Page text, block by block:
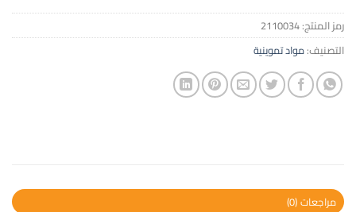
رمز المنتج:2110034
التصنيف:مواد تموينية
مراجعات (0)